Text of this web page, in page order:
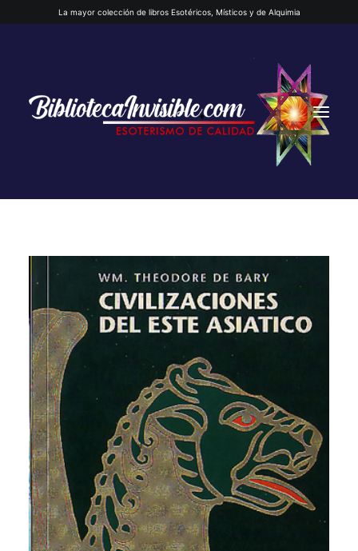
La mayor colección de libros Esotéricos, Místicos y de Alquimia
INICIO
QUIENES SOMOS
CATEGORÍAS
AUTORES DESTACADOS
GLOSARIO